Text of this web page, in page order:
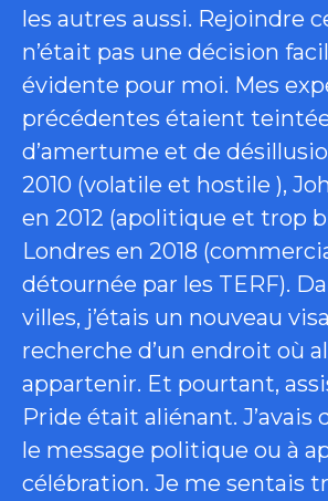
les autres aussi. Rejoindre
n’était pas une décision
évidente pour moi. Mes
précédentes étaient
d’amertume et de
2010 (volatile et hostile ),
en 2012 (apolitique et trop
Londres en 2018
détournée par les TERF).
villes, j’étais un nouveau
recherche d’un endroit où
appartenir. Et pourtant,
Pride était aliénant. J’avais
le message politique ou à
célébration. Je me sentais